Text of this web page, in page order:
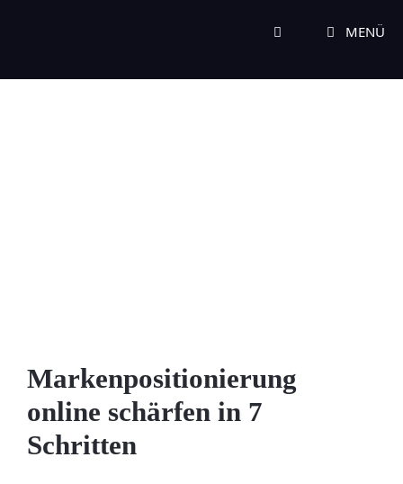
MENÜ
Markenpositionierung
online schärfen in 7
Schritten